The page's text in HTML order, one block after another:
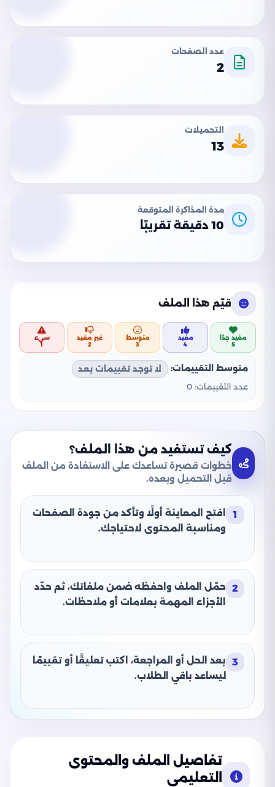
عدد الصفحات
2
التحميلات
13
مدة المذاكرة المتوقعة
10 دقيقة تقريبًا
قيّم هذا الملف
مفيد جدًا
5
مفيد
4
متوسط
3
غير مفيد
2
سيء
1
متوسط التقييمات:
لا توجد تقييمات بعد
عدد التقييمات: 0
كيف تستفيد من هذا الملف؟
خطوات قصيرة تساعدك على الاستفادة من الملف
قبل التحميل وبعده.
1
افتح المعاينة أولًا وتأكد من جودة الصفحات
ومناسبة المحتوى لاحتياجك.
2 حمّل الملف واحفظه ضمن ملفاتك، ثم حدّد
الأجزاء المهمة بعلامات أو ملاحظات.
3
بعد الحل أو المراجعة، اكتب تعليقًا أو تقييمًا
ليساعد باقي الطلاب.
تفاصيل الملف والمحتوى
التعليمي